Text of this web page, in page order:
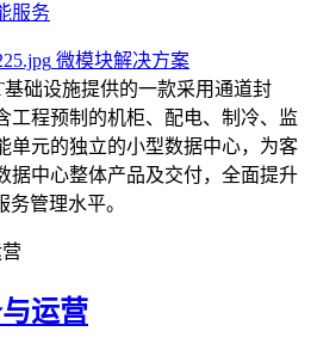
服务
微模块解决方案
基础设施提供的一款采用通道封
工程预制的机柜、配电、制冷、监
单元的独立的小型数据中心，为客
据中心整体产品及交付，全面提升
务管理水平。
运营